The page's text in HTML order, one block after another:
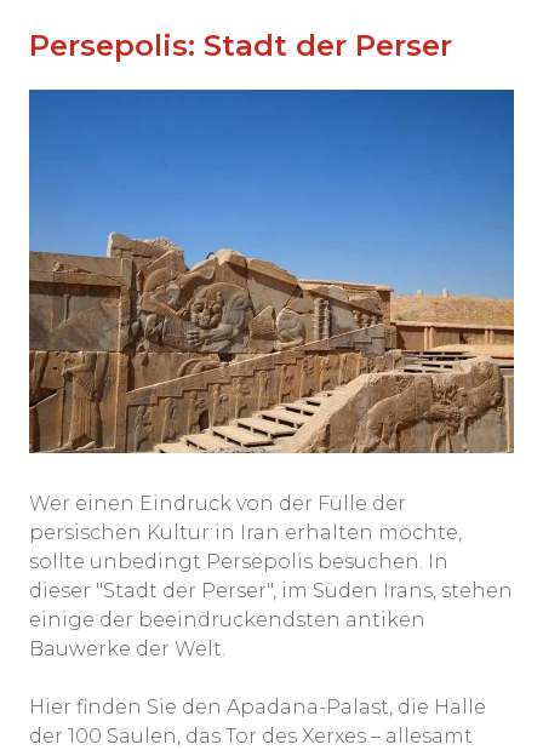
Persepolis: Stadt der Perser
Wer einen Eindruck von der Fülle der
persischen Kultur in Iran erhalten möchte,
sollte unbedingt Persepolis besuchen. In
dieser "Stadt der Perser", im Süden Irans, stehen
einige der beeindruckendsten antiken
Bauwerke der Welt.
Hier finden Sie den Apadana-Palast, die Halle
der 100 Säulen, das Tor des Xerxes – allesamt